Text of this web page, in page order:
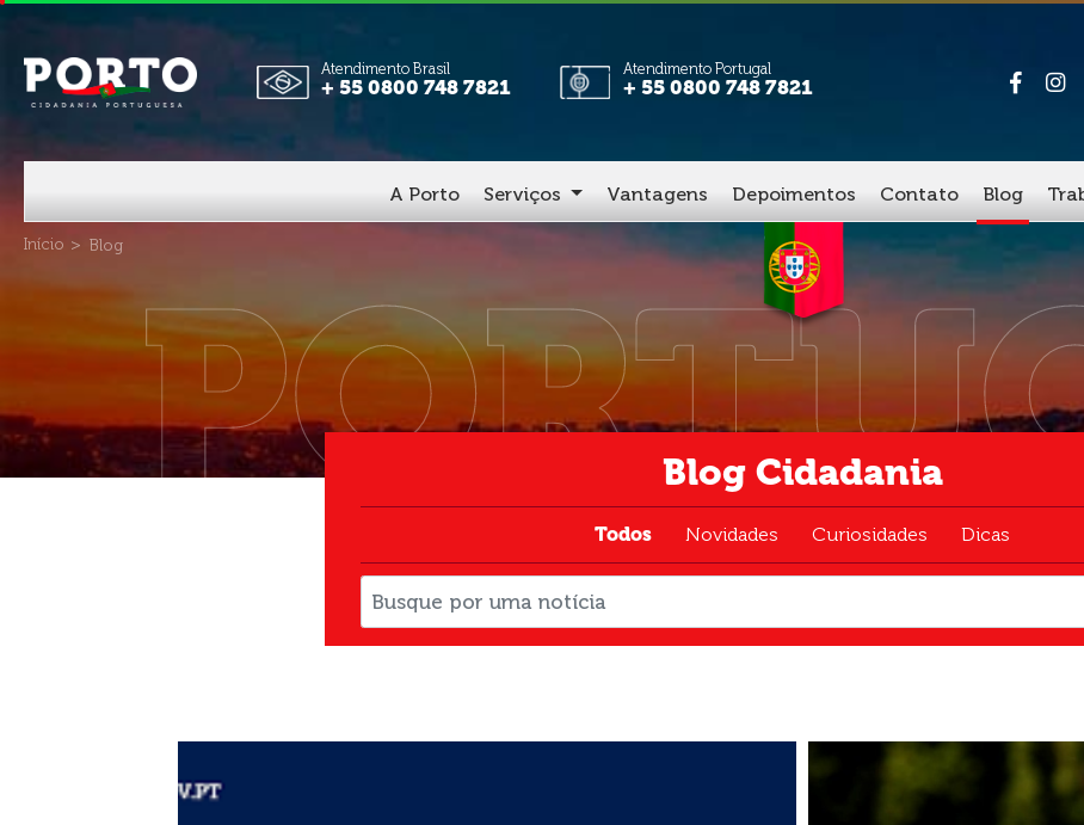
Atendimento Brasil
+ 55 0800 748 7821
Atendimento Portugal
+ 55 0800 748 7821
A Porto Serviços Vantagens Depoimentos Contato Blog
Início Blog
Blog Cidadania
Todos Novidades Curiosidades Dicas